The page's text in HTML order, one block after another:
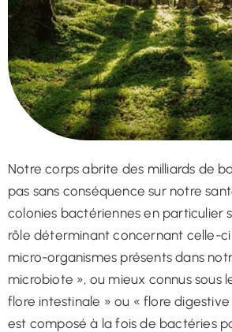
Notre corps abrite des milliards de
pas sans conséquence sur notre
colonies bactériennes en particulier
rôle déterminant concernant celle-ci
micro-organismes présents dans
microbiote », ou mieux connus sous
flore intestinale » ou « flore
est composé à la fois de bactéries